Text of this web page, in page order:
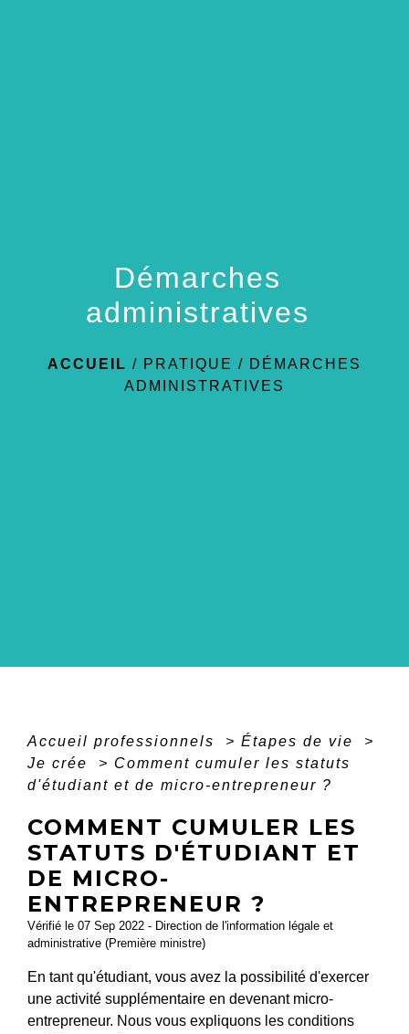
Démarches
administratives
ACCUEIL / PRATIQUE / DÉMARCHES
ADMINISTRATIVES
Accueil professionnels > Étapes de vie
>
Je crée
> Comment cumuler les statuts
d'étudiant et de micro-entrepreneur ?
COMMENT CUMULER LES
STATUTS D'ÉTUDIANT ET
DE MICRO-
ENTREPRENEUR ?
Vérifié le 07 Sep 2022 - Direction de l'information légale et
administrative (Première ministre)
En tant qu'étudiant, vous avez la possibilité d'exercer
une activité supplémentaire en devenant micro-
entrepreneur. Nous vous expliquons les conditions